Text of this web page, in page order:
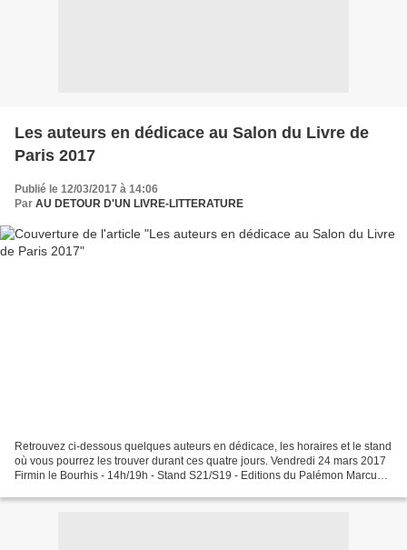
Les auteurs en dédicace au Salon du Livre de
Paris 2017
Publié le 12/03/2017 à 14:06
Par AU DETOUR D'UN LIVRE-LITTERATURE
Retrouvez ci-dessous quelques auteurs en dédicace, les horaires et le stand
où vous pourrez les trouver durant ces quatre jours. Vendredi 24 mars 2017
Firmin le Bourhis - 14h/19h - Stand S21/S19 - Editions du Palémon Marcus